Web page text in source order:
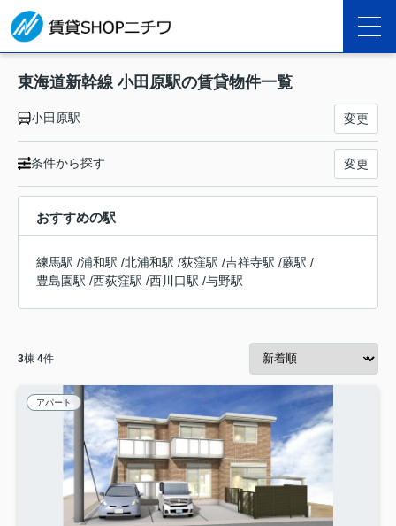
東海道新幹線 小田原駅の賃貸物件一覧
小田原駅 変更
条件から探す 変更
おすすめの駅
練馬駅 /浦和駅 /北浦和駅 /荻窪駅 /吉祥寺駅 /蕨駅 /
豊島園駅 /西荻窪駅 /西川口駅 /与野駅
3棟 4件
アパート